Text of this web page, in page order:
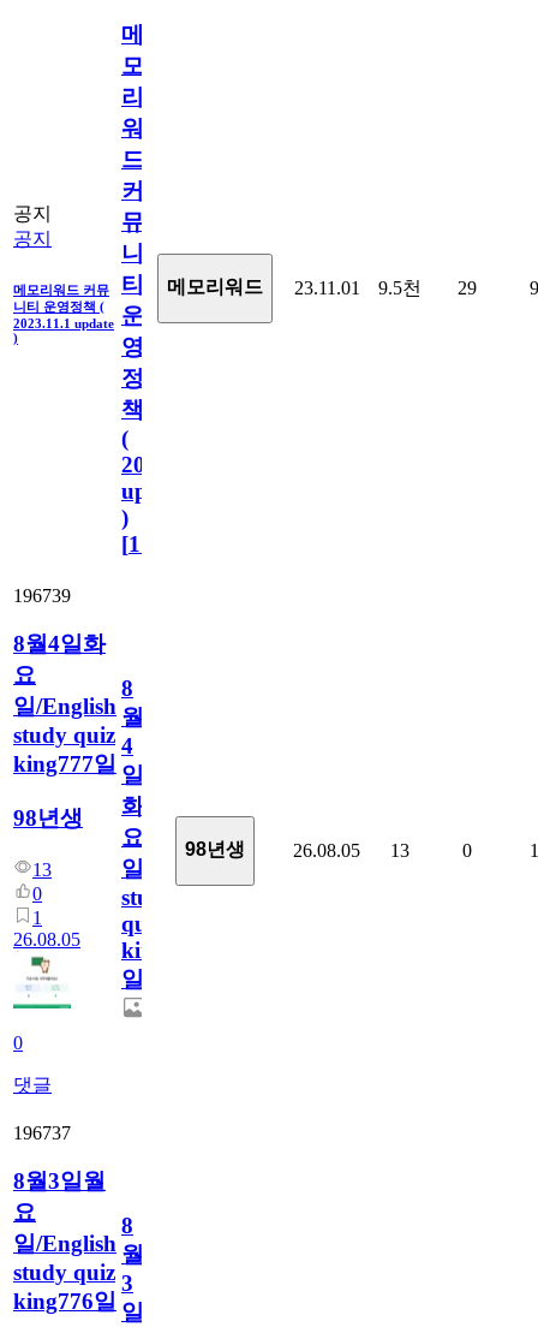
공지
공지
메모리워드 커뮤
니티 운영정책 (
2023.11.1 update
)
메
모
리
워
드
커
뮤
니
티
운
영
정
책
(
2023.11.1
update
)
[110
메모리워드 23.11.01 9.5천 29 9
196739
8월4일화
요
일/English
study quiz
king777일
98년생
13
0
1
26.08.05
0
댓글
8
월
4
일
화
요
일/English
study
quiz
king777
일
98년생 26.08.05 13 0 1
196737
8월3일월
요
일/English
study quiz
king776일
8
월
3
일